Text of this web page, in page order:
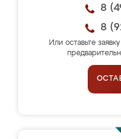
8
8
Или оставьте